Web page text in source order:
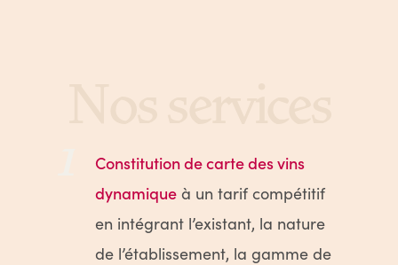
Constitution de carte des vins
dynamique à un tarif compétitif
en intégrant l’existant, la nature
de l’établissement, la gamme de